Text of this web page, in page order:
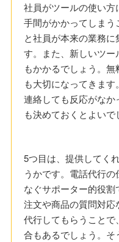
社員がツールの使い
手間がかかってしま
と社員が本来の業務
す。また、新しいツ
もかかるでしょう。
も大切になってきま
連絡しても反応がな
も決めておくとよいで
5つ目は、提供してく
うかです。電話代行
なぐサポーター的役
注文や商品の質問対
代行してもらうこと
合もあるでしょう。そ